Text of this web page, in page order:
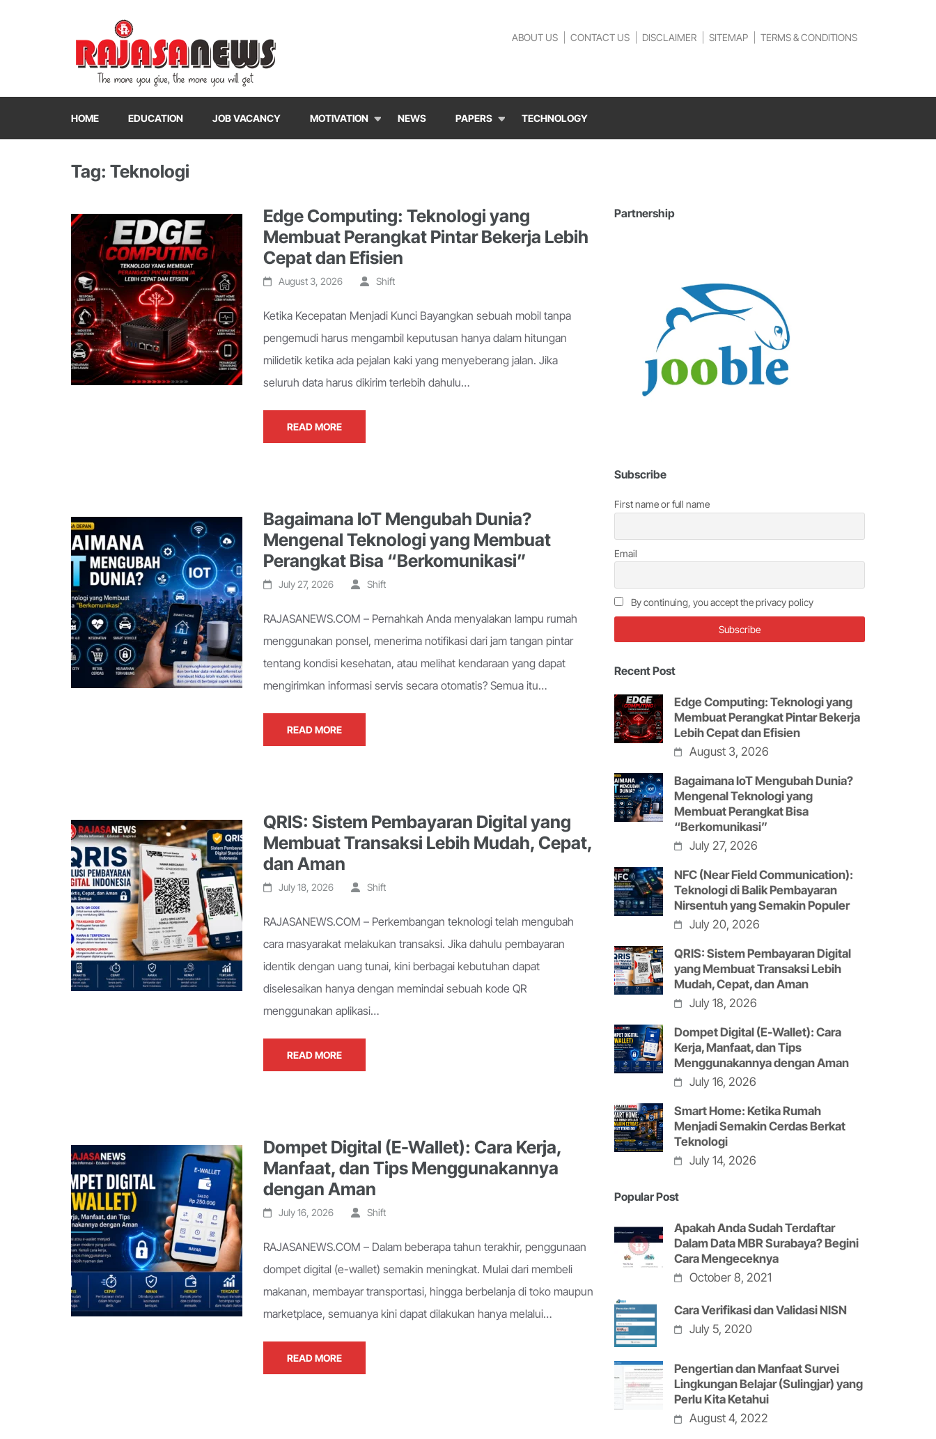
RajasaNews
"The more you give, the more you will get"
ABOUT US CONTACT US DISCLAIMER SITEMAP TERMS & CONDITIONS
HOME EDUCATION JOB VACANCY MOTIVATION NEWS PAPERS TECHNOLOGY
Tag: Teknologi
Edge Computing: Teknologi yang
Membuat Perangkat Pintar Bekerja Lebih
Cepat dan Efisien
August 3, 2026 Shift
Ketika Kecepatan Menjadi Kunci Bayangkan sebuah mobil tanpa
pengemudi harus mengambil keputusan hanya dalam hitungan
milidetik ketika ada pejalan kaki yang menyeberang jalan. Jika
seluruh data harus dikirim terlebih dahulu…
READ MORE
Bagaimana IoT Mengubah Dunia?
Mengenal Teknologi yang Membuat
Perangkat Bisa “Berkomunikasi”
July 27, 2026 Shift
RAJASANEWS.COM – Pernahkah Anda menyalakan lampu rumah
menggunakan ponsel, menerima notifikasi dari jam tangan pintar
tentang kondisi kesehatan, atau melihat kendaraan yang dapat
mengirimkan informasi servis secara otomatis? Semua itu…
READ MORE
QRIS: Sistem Pembayaran Digital yang
Membuat Transaksi Lebih Mudah, Cepat,
dan Aman
July 18, 2026 Shift
RAJASANEWS.COM – Perkembangan teknologi telah mengubah
cara masyarakat melakukan transaksi. Jika dahulu pembayaran
identik dengan uang tunai, kini berbagai kebutuhan dapat
diselesaikan hanya dengan memindai sebuah kode QR
menggunakan aplikasi…
READ MORE
Dompet Digital (E-Wallet): Cara Kerja,
Manfaat, dan Tips Menggunakannya
dengan Aman
July 16, 2026 Shift
RAJASANEWS.COM – Dalam beberapa tahun terakhir, penggunaan
dompet digital (e-wallet) semakin meningkat. Mulai dari membeli
makanan, membayar transportasi, hingga berbelanja di toko maupun
marketplace, semuanya kini dapat dilakukan hanya melalui…
READ MORE
Partnership
Subscribe
First name or full name
Email
By continuing, you accept the privacy policy
Recent Post
Edge Computing: Teknologi yang
Membuat Perangkat Pintar Bekerja
Lebih Cepat dan Efisien
August 3, 2026
Bagaimana IoT Mengubah Dunia?
Mengenal Teknologi yang
Membuat Perangkat Bisa
“Berkomunikasi”
July 27, 2026
NFC (Near Field Communication):
Teknologi di Balik Pembayaran
Nirsentuh yang Semakin Populer
July 20, 2026
QRIS: Sistem Pembayaran Digital
yang Membuat Transaksi Lebih
Mudah, Cepat, dan Aman
July 18, 2026
Dompet Digital (E-Wallet): Cara
Kerja, Manfaat, dan Tips
Menggunakannya dengan Aman
July 16, 2026
Smart Home: Ketika Rumah
Menjadi Semakin Cerdas Berkat
Teknologi
July 14, 2026
Popular Post
Apakah Anda Sudah Terdaftar
Dalam Data MBR Surabaya? Begini
Cara Mengeceknya
October 8, 2021
Cara Verifikasi dan Validasi NISN
July 5, 2020
Pengertian dan Manfaat Survei
Lingkungan Belajar (Sulingjar) yang
Perlu Kita Ketahui
August 4, 2022